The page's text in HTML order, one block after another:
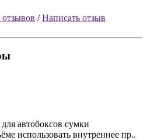
отзывов /Написать отзыв
автобоксов сумки
использовать внутреннее пр..